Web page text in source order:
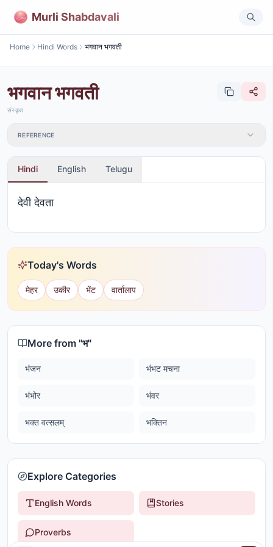
Murli Shabdavali
Home Hindi Words भगवान भगवती
भगवान भगवती
संस्कृत
REFERENCE
Hindi English Telugu
देवी देवता
Today's Words
मेहर उकीर भेंट वार्तालाप
More from "भ"
भंजन भंभट मचना
भंभोर भंवर
भक्त वत्सलम् भक्तिन
Explore Categories
English Words Stories
Proverbs